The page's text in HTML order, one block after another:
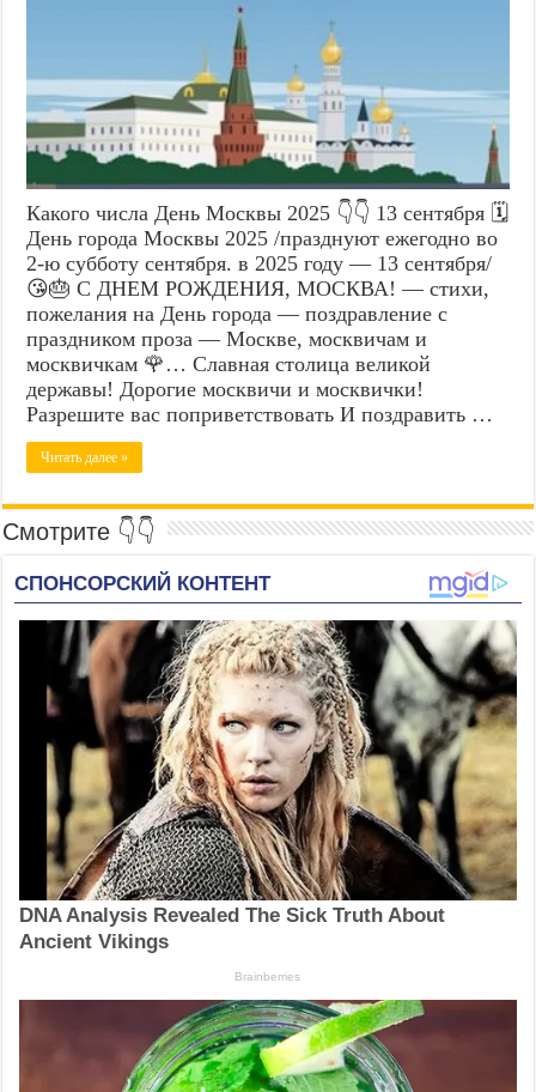
Какого числа День Москвы 2025 👇👇 13 сентября 🗓️
День города Москвы 2025 /празднуют ежегодно во
2-ю субботу сентября. в 2025 году — 13 сентября/
😘🎂 С ДНЕМ РОЖДЕНИЯ, МОСКВА! — стихи,
пожелания на День города — поздравление с
праздником проза — Москве, москвичам и
москвичкам 🌹… Славная столица великой
державы! Дорогие москвичи и москвички!
Разрешите вас поприветствовать И поздравить …
Читать далее »
Смотрите 👇👇